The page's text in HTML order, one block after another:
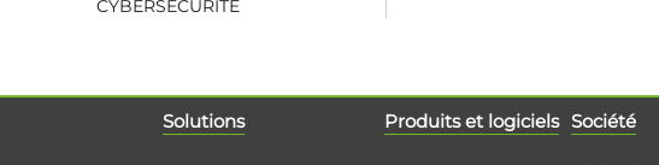
CYBERSÉCURITÉ
Solutions Produits et logiciels Société